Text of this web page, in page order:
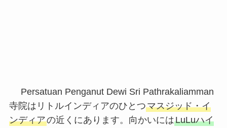
Persatuan Penganut Dewi Sri Pathrakaliamman
寺院はリトルインディアのひとつマスジッド・イ
ンディアの近くにあります。向かいにはLuLuハイ